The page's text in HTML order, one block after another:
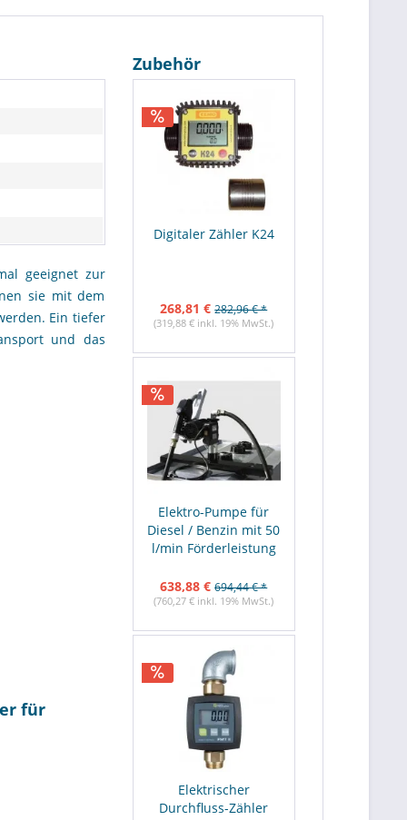
geeignet zur
sie mit dem
Ein tiefer
und das
für
Zubehör
Digitaler Zähler K24
268,81 € 282,96 € *
(319,88 € inkl. 19% MwSt.)
Elektro-Pumpe für
Diesel / Benzin mit 50
l/min Förderleistung
638,88 € 694,44 € *
(760,27 € inkl. 19% MwSt.)
Elektrischer
Durchfluss-Zähler